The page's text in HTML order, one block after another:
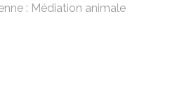
: Médiation animale